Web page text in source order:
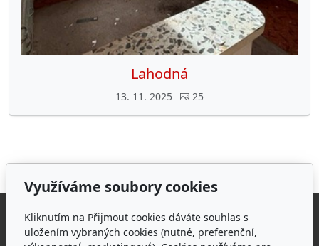
Lahodná
13. 11. 2025 25
Adresa
Využíváme soubory cookies
Kliknutím na Přijmout cookies dáváte souhlas s
uložením vybraných cookies (nutné, preferenční,